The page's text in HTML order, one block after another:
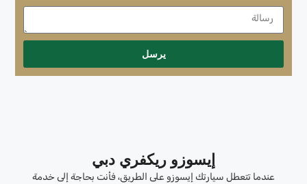
يرسل
إيسوزو ريكفري دبي
عندما تتعطل سيارتك إيسوزو على الطريق، فأنت بحاجة إلى خدمة